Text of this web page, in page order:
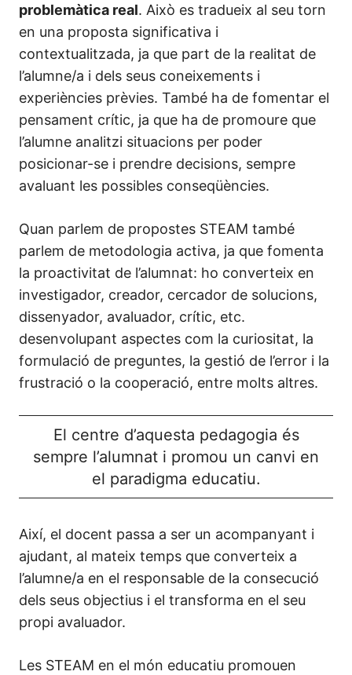
problemàtica real. Això es tradueix al seu torn
en una proposta significativa i
contextualitzada, ja que part de la realitat de
l’alumne/a i dels seus coneixements i
experiències prèvies. També ha de fomentar el
pensament crític, ja que ha de promoure que
l’alumne analitzi situacions per poder
posicionar-se i prendre decisions, sempre
avaluant les possibles conseqüències.
Quan parlem de propostes STEAM també
parlem de metodologia activa, ja que fomenta
la proactivitat de l’alumnat: ho converteix en
investigador, creador, cercador de solucions,
dissenyador, avaluador, crític, etc.
desenvolupant aspectes com la curiositat, la
formulació de preguntes, la gestió de l’error i la
frustració o la cooperació, entre molts altres.
El centre d’aquesta pedagogia és
sempre l’alumnat i promou un canvi en
el paradigma educatiu.
Així, el docent passa a ser un acompanyant i
ajudant, al mateix temps que converteix a
l’alumne/a en el responsable de la consecució
dels seus objectius i el transforma en el seu
propi avaluador.
Les STEAM en el món educatiu promouen